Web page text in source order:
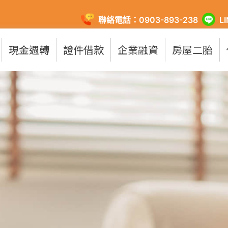
聯絡電話：0903-893-238
現金週轉 證件借款 企業融資 房屋二胎